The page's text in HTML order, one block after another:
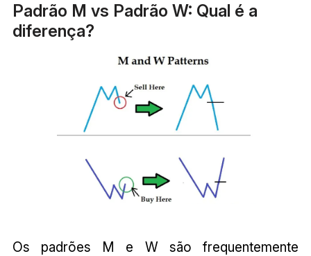
Padrão M vs Padrão W: Qual é a
diferença?
Os padrões M e W são frequentemente